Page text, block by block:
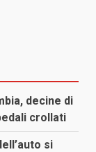
decine di
crollati
si